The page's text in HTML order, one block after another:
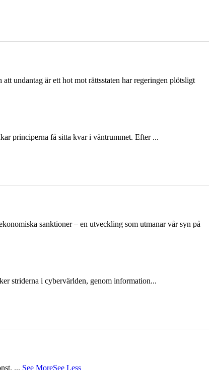
undantag är ett hot mot rättsstaten har regeringen plötsligt
principerna få sitta kvar i väntrummet. Efter ...
sanktioner – en utveckling som utmanar vår syn på
striderna i cybervärlden, genom information...
... See MoreSee Less